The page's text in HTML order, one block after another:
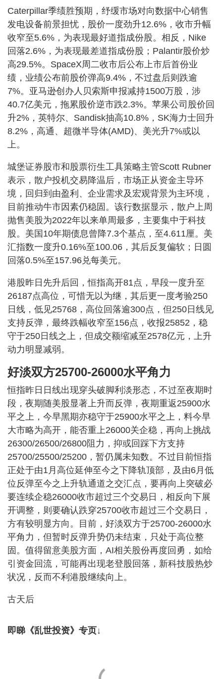
Caterpillar季绩胜预期，纾缓市场对向数据中心销售
发电设备前景担忧，股价一度劲升12.6%，收市升幅
收窄至5.6%，为表现最好道指成份股。相反，Nike
回落2.6%，为表现最差道指成份股；Palantir股价炒
高29.5%。SpaceX周二收市后公布上市后首份业
绩，业绩公布前股价弹高9.4%，不过盘后则跌逾
7%。亚马逊创办人贝索斯申报减持1500万股，涉
40.7亿美元，拖累股价逆市跌2.3%。苹果公司股价回
升2%，英特尔、Sandisk抽高10.8%，SK海力士回升
8.2%，高通、超微半导体(AMD)、美光升7%或以
上。
城堡证券股市和股票衍生工具策略主管Scott Rubner
表示，散户投机交易降温后，市场正从资金主导环
境，回归到由盈利、企业需求及宏观背景为主环境，
目前推动牛市因素仍稳固。该行数据显示，散户上周
抛售美股为2022年以来单周最多，主要集中于科技
股。美国10年期债息曾降7.3个基点，至4.611厘。美
汇指数一度升0.16%至100.06，其后反复偏软；日圆
回落0.5%至157.96兑每美元。
港股昨日先升后回，恒指高开81点，早段一度升至
26187点高位，可惜无以为继，其后更一度考验250
日线，低见25768，高位回落逾300点，但250日线见
支持反弹，最终跌幅收窄至156点，收报25852，稳
守于250日线之上，但成交额缩减至2578亿元，上升
动力明显减弱。
好淡双方25700-26000水平角力
恒指昨日日线出现穿头破脚利淡形态，不过至夜期时
段，夜期随美股显著上升而反弹，夜期重返25900水
平之上，今早黑期亦稳守于25900水平之上，料今早
大市略为高开，能否重上26000关企稳，再向上挑战
26300/26500/26800阻力，抑或回踩下方支持
25700/25500/25200，暂仍属未知数。不过目前恒指
正处于由1月高位延伸至今之下降轨顶部，及由6月低
位反弹至今之上升轨通道之交汇点，要再向上突破必
要连续企稳26000收市超过三个交易日，相反向下展
开调整，则要确认跌穿25700收市超过三个交易日，
方有较明显方向。目前，好淡双方于25700-26000水
平角力，但暂时反弹升势仍未结束，只处于高位整
固。值得留意美股方面，AI相关股份再度回勇，如给
引资金回流，可能再出现老登股回落，新科技股热炒
状况，反而不利港股继续向上。
古天后
即睇《乱世投资》专页↓